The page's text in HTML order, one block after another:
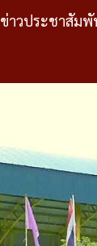
ข่าวประชาสัมพั